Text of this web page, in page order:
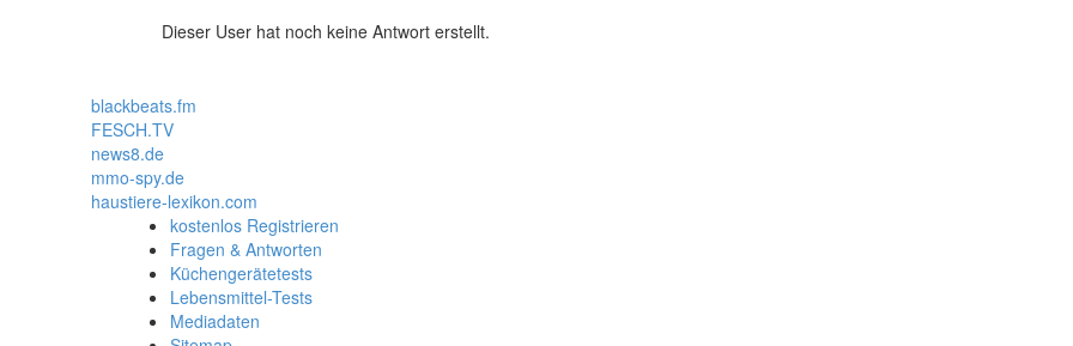
Dieser User hat noch keine Antwort erstellt.
blackbeats.fm
FESCH.TV
news8.de
mmo-spy.de
haustiere-lexikon.com
kostenlos Registrieren
Fragen & Antworten
Küchengerätetests
Lebensmittel-Tests
Mediadaten